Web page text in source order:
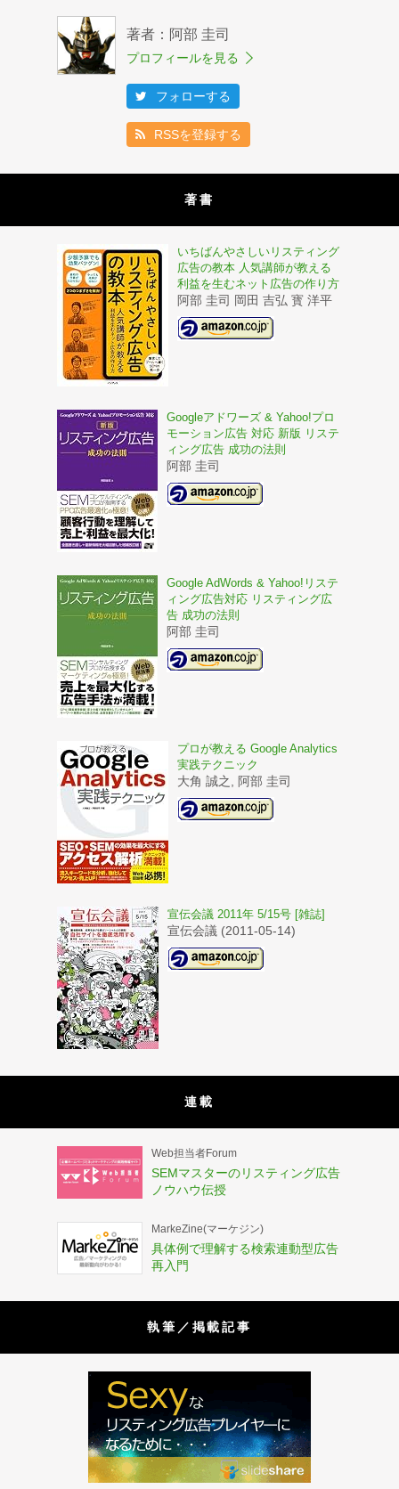
著者：阿部 圭司
プロフィールを見る
フォローする
RSSを登録する
著書
いちばんやさしいリスティング
広告の教本 人気講師が教える
利益を生むネット広告の作り方
阿部 圭司 岡田 吉弘 寳 洋平
Googleアドワーズ & Yahoo!プロ
モーション広告 対応 新版 リステ
ィング広告 成功の法則
阿部 圭司
Google AdWords & Yahoo!リステ
ィング広告対応 リスティング広
告 成功の法則
阿部 圭司
プロが教える Google Analytics
実践テクニック
大角 誠之, 阿部 圭司
宣伝会議 2011年 5/15号 [雑誌]
宣伝会議 (2011-05-14)
連載
Web担当者Forum
SEMマスターのリスティング広告
ノウハウ伝授
MarkeZine(マーケジン)
具体例で理解する検索連動型広告
再入門
執筆／掲載記事